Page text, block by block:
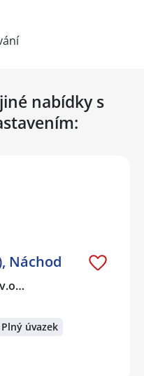
nabídky s
Náchod
Plný úvazek